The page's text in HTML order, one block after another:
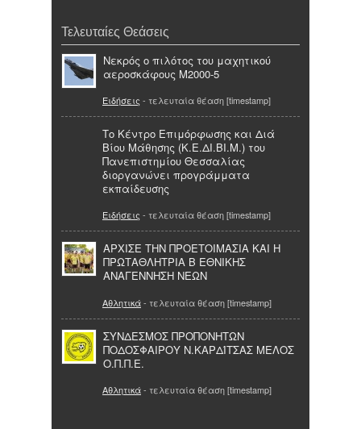
Τελευταίες Θεάσεις
Νεκρός ο πιλότος του μαχητικού
αεροσκάφους M2000-5
Ειδήσεις - τελευταία θέαση [timestamp]
Το Κέντρο Επιμόρφωσης και Διά
Βίου Μάθησης (Κ.Ε.ΔΙ.ΒΙ.Μ.) του
Πανεπιστημίου Θεσσαλίας
διοργανώνει προγράμματα
εκπαίδευσης
Ειδήσεις - τελευταία θέαση [timestamp]
ΑΡΧΙΣΕ ΤΗΝ ΠΡΟΕΤΟΙΜΑΣΙΑ ΚΑΙ Η
ΠΡΩΤΑΘΛΗΤΡΙΑ Β ΕΘΝΙΚΗΣ
ΑΝΑΓΕΝΝΗΣΗ ΝΕΩΝ
Αθλητικά- τελευταία θέαση [timestamp]
ΣΥΝΔΕΣΜΟΣ ΠΡΟΠΟΝΗΤΩΝ
ΠΟΔΟΣΦΑΙΡΟΥ Ν.ΚΑΡΔΊΤΣΑΣ ΜΕΛΟΣ
Ο.Π.Π.Ε.
Αθλητικά- τελευταία θέαση [timestamp]